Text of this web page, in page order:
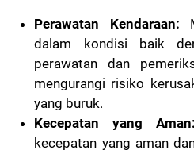
Perawatan Kendaraan:
dalam kondisi baik
perawatan dan
mengurangi risiko
yang buruk.
Kecepatan yang Aman:
kecepatan yang aman